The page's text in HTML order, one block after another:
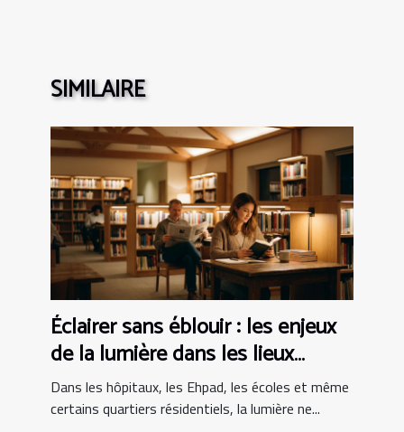
SIMILAIRE
Éclairer sans éblouir : les enjeux
de la lumière dans les lieux
sensibles
Dans les hôpitaux, les Ehpad, les écoles et même
certains quartiers résidentiels, la lumière ne...